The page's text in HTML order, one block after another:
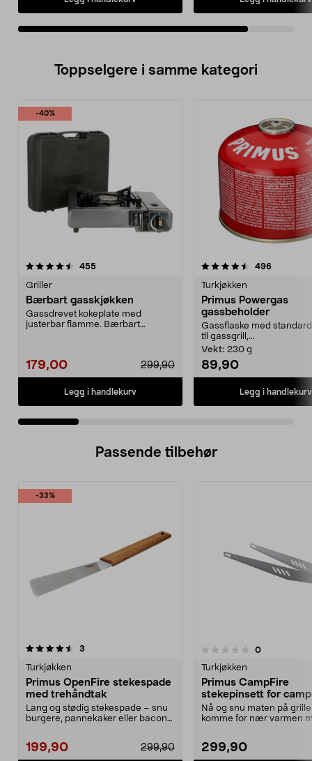
Toppselgere i samme kategori
-40%
455anmeldelser
Griller
Bærbart gasskjøkken
Gassdrevet kokeplate med
justerbar flamme. Bærbart
179,00 299,90
Legg i handlekurv
4.5 av 5 stjerner 496
Turkjøkken
Primus Powergas
gassbeholder
Gassflaske med
til gassgrill,...
Vekt: 230 g
89,90
Legg i handlekurv
4.5 av 5 stjerner
Passende tilbehør
-33%
3
Turkjøkken
Primus OpenFire stekespade
med trehåndtak
Lang og stødig stekespade – snu
burgere, pannekaker eller bacon
299,90
199,90
0.0 av 5 stjerner 0anmeldelser
Turkjøkken
Primus CampFire
stekepinsett for
grill, 275 mm
Nå og snu maten på
komme for nær varmen
299,90
5.0av 5 stjerner